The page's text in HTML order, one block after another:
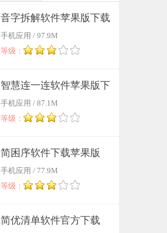
音字拆解软件苹果版下载
手机应用 / 97.9M
等级：
智慧连一连软件苹果版下
载
手机应用 / 87.1M
等级：
简困序软件下载苹果版
手机应用 / 77.9M
等级：
简优清单软件官方下载